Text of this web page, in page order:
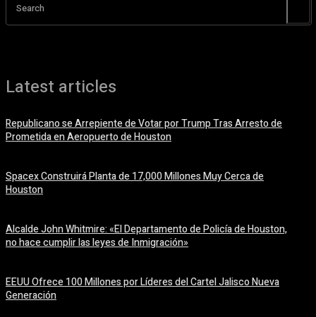
Search
Latest articles
Republicano se Arrepiente de Votar por Trump Tras Arresto de
Prometida en Aeropuerto de Houston
Spacex Construirá Planta de 17,000 Millones Muy Cerca de
Houston
Alcalde John Whitmire: «El Departamento de Policía de Houston,
no hace cumplir las leyes de Inmigración»
EEUU Ofrece 100 Millones por Líderes del Cartel Jalisco Nueva
Generación